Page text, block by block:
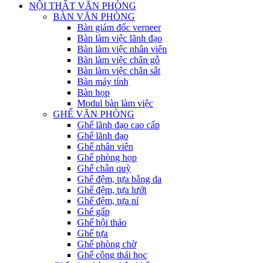
NỘI THẤT VĂN PHÒNG
BÀN VĂN PHÒNG
Bàn giám đốc verneer
Bàn làm việc lãnh đạo
Bàn làm việc nhân viên
Bàn làm việc chân gỗ
Bàn làm việc chân sắt
Bàn máy tính
Bàn họp
Modul bàn làm việc
GHẾ VĂN PHÒNG
Ghế lãnh đạo cao cấp
Ghế lãnh đạo
Ghế nhân viên
Ghế phòng họp
Ghế chân quỳ
Ghế đệm, tựa bằng da
Ghế đệm, tựa lưới
Ghế đệm, tựa nỉ
Ghế gấp
Ghế hội thảo
Ghế tựa
Ghế phòng chờ
Ghế công thái học